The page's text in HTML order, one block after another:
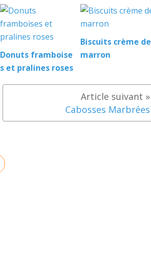
Donuts framboise
s et pralines roses
Biscuits crème de
marron
Cabosses Marbrées